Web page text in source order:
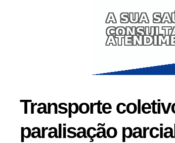
Transporte
paralisação